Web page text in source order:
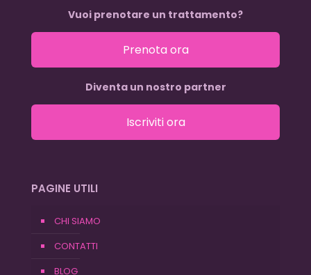
Vuoi prenotare un trattamento?
Prenota ora
Diventa un nostro partner
Iscriviti ora
PAGINE UTILI
CHI SIAMO
CONTATTI
BLOG